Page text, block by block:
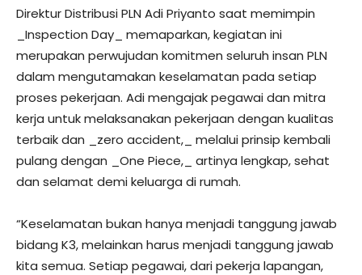
Direktur Distribusi PLN Adi Priyanto saat memimpin
_Inspection Day_ memaparkan, kegiatan ini
merupakan perwujudan komitmen seluruh insan PLN
dalam mengutamakan keselamatan pada setiap
proses pekerjaan. Adi mengajak pegawai dan mitra
kerja untuk melaksanakan pekerjaan dengan kualitas
terbaik dan _zero accident,_ melalui prinsip kembali
pulang dengan _One Piece,_ artinya lengkap, sehat
dan selamat demi keluarga di rumah.
“Keselamatan bukan hanya menjadi tanggung jawab
bidang K3, melainkan harus menjadi tanggung jawab
kita semua. Setiap pegawai, dari pekerja lapangan,